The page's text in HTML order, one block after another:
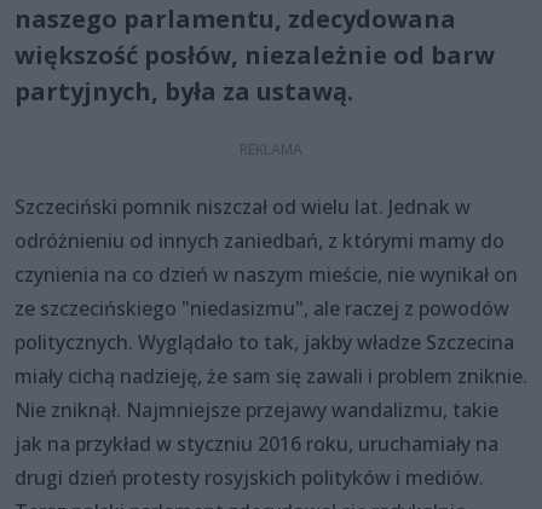
naszego parlamentu, zdecydowana
większość posłów, niezależnie od barw
partyjnych, była za ustawą.
Szczeciński pomnik niszczał od wielu lat. Jednak w
odróżnieniu od innych zaniedbań, z którymi mamy do
czynienia na co dzień w naszym mieście, nie wynikał on
ze szczecińskiego "niedasizmu", ale raczej z powodów
politycznych. Wyglądało to tak, jakby władze Szczecina
miały cichą nadzieję, że sam się zawali i problem zniknie.
Nie zniknął. Najmniejsze przejawy wandalizmu, takie
jak na przykład w styczniu 2016 roku, uruchamiały na
drugi dzień protesty rosyjskich polityków i mediów.